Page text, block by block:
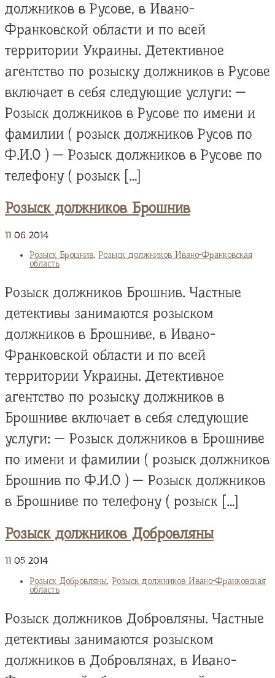
должников в Русове, в Ивано-
Франковской области и по всей
территории Украины. Детективное
агентство по розыску должников в Русове
включает в себя следующие услуги: —
Розыск должников в Русове по имени и
фамилии ( розыск должников Русов по
Ф.И.О ) — Розыск должников в Русове по
телефону ( розыск […]
Розыск должников Брошнив
11 06 2014
Розыск Брошнив, Розыск должников Ивано-Франковская
область
Розыск должников Брошнив. Частные
детективы занимаются розыском
должников в Брошниве, в Ивано-
Франковской области и по всей
территории Украины. Детективное
агентство по розыску должников в
Брошниве включает в себя следующие
услуги: — Розыск должников в Брошниве
по имени и фамилии ( розыск должников
Брошнив по Ф.И.О ) — Розыск должников
в Брошниве по телефону ( розыск […]
Розыск должников Добровляны
11 05 2014
Розыск Добровляны, Розыск должников Ивано-Франковская
область
Розыск должников Добровляны. Частные
детективы занимаются розыском
должников в Добровлянах, в Ивано-